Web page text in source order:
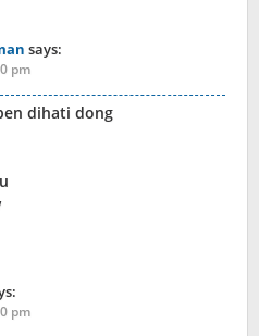
says:
pm
dihati dong
pm